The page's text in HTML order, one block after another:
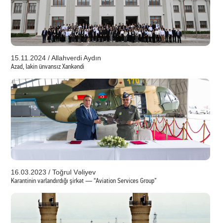
15.11.2024 / Allahverdi Aydın
Azad, lakin ünvansız Xankəndi
16.03.2023 / Toğrul Vəliyev
Karantinin varlandırdığı şirkət — “Aviation Services Group”